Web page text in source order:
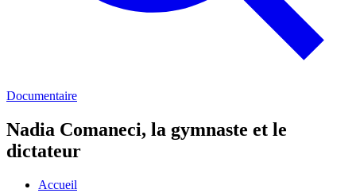
Documentaire
Nadia Comaneci, la gymnaste et le
dictateur
Accueil